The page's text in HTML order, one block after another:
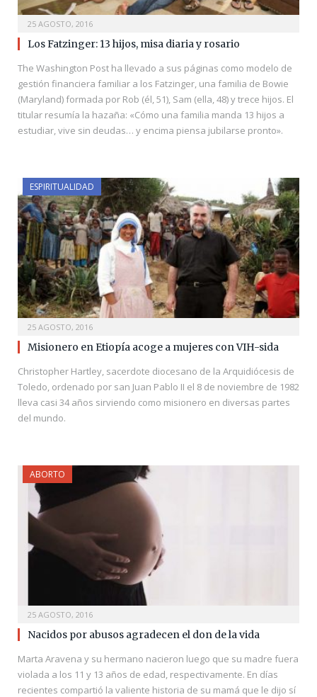
25 AGOSTO, 2016
Los Fatzinger: 13 hijos, misa diaria y rosario
The Washington Post ha llevado a sus páginas como modelo de
gestión financiera familiar a los Fatzinger, una familia de Bowie
(Maryland) formada por Rob (él, 51), Sam (ella, 48) y trece hijos. El
titular resumía la hazaña: «Cómo una familia manda 13 hijos a
estudiar, vive sin deudas… y encima piensa jubilarse pronto».
ESPIRITUALIDAD
25 AGOSTO, 2016
Misionero en Etiopía acoge a mujeres con VIH-sida
Christopher Hartley, sacerdote diocesano de la Arquidiócesis de
Toledo, ordenado por san Juan Pablo II el 8 de noviembre de 1982
lleva casi 34 años sirviendo como misionero en diversas partes
del mundo.
ABORTO
25 AGOSTO, 2016
Nacidos por abusos agradecen el don de la vida
Marta Aravena y su hermano nacieron luego que su madre fuera
violada a los 11 y 13 años de edad, respectivamente. En días
recientes compartió la valiente historia de su mamá que le dijo sí